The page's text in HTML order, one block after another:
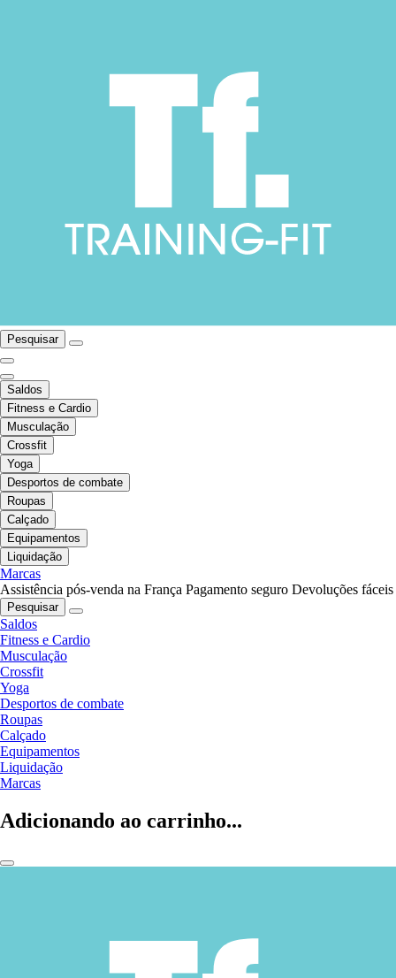
Pesquisar
Saldos
Fitness e Cardio
Musculação
Crossfit
Yoga
Desportos de combate
Roupas
Calçado
Equipamentos
Liquidação
Marcas
Assistência pós-venda na França Pagamento seguro Devoluções fáceis
Pesquisar
Saldos
Fitness e Cardio
Musculação
Crossfit
Yoga
Desportos de combate
Roupas
Calçado
Equipamentos
Liquidação
Marcas
Adicionando ao carrinho...